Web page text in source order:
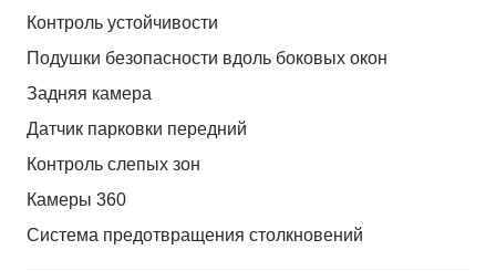
Контроль устойчивости
Подушки безопасности вдоль боковых окон
Задняя камера
Датчик парковки передний
Контроль слепых зон
Камеры 360
Система предотвращения столкновений